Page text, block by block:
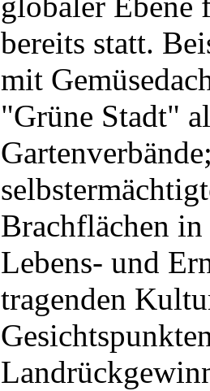
bereits statt.
mit
"Grüne Stadt"
Brachflächen
Lebens- und
tragenden